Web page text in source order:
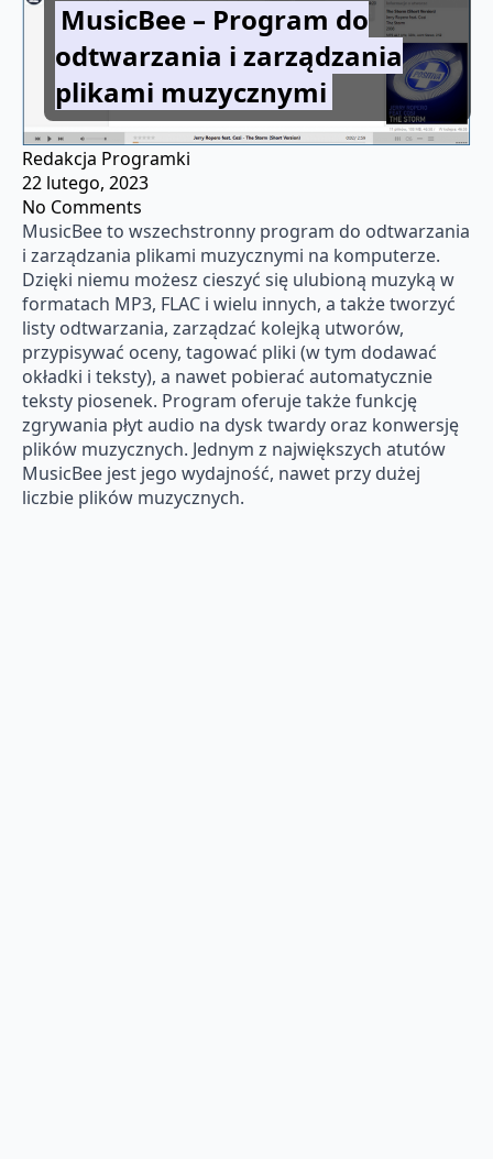
MusicBee – Program do
odtwarzania i zarządzania
plikami muzycznymi
Redakcja Programki
22 lutego, 2023
No Comments
MusicBee to wszechstronny program do odtwarzania
i zarządzania plikami muzycznymi na komputerze.
Dzięki niemu możesz cieszyć się ulubioną muzyką w
formatach MP3, FLAC i wielu innych, a także tworzyć
listy odtwarzania, zarządzać kolejką utworów,
przypisywać oceny, tagować pliki (w tym dodawać
okładki i teksty), a nawet pobierać automatycznie
teksty piosenek. Program oferuje także funkcję
zgrywania płyt audio na dysk twardy oraz konwersję
plików muzycznych. Jednym z największych atutów
MusicBee jest jego wydajność, nawet przy dużej
liczbie plików muzycznych.